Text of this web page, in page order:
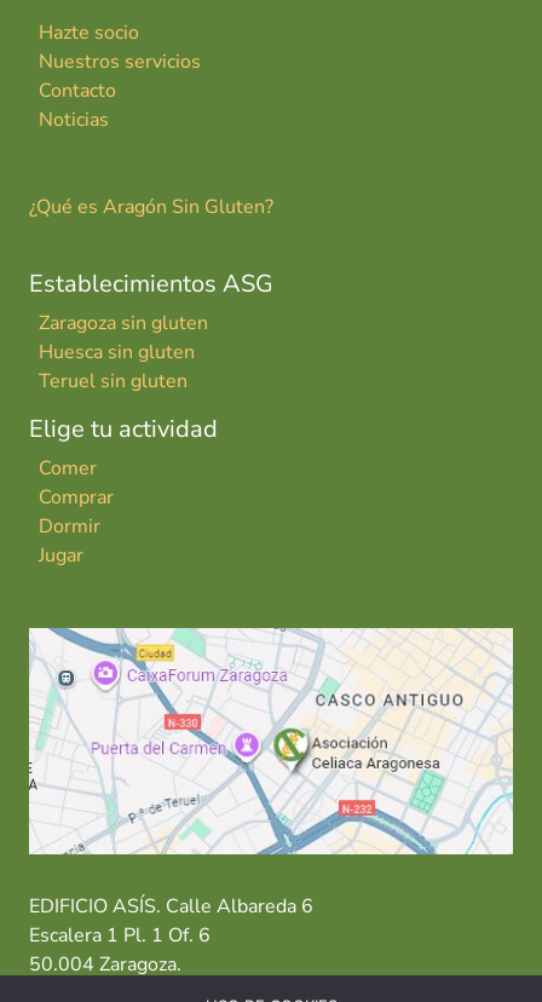
Hazte socio
Nuestros servicios
Contacto
Noticias
¿Qué es Aragón Sin Gluten?
Establecimientos ASG
Zaragoza sin gluten
Huesca sin gluten
Teruel sin gluten
Elige tu actividad
Comer
Comprar
Dormir
Jugar
EDIFICIO ASÍS. Calle Albareda 6
Escalera 1 Pl. 1 Of. 6
50.004 Zaragoza.